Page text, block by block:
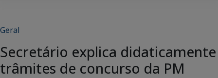
Geral
Secretário explica didaticamente
trâmites de concurso da PM